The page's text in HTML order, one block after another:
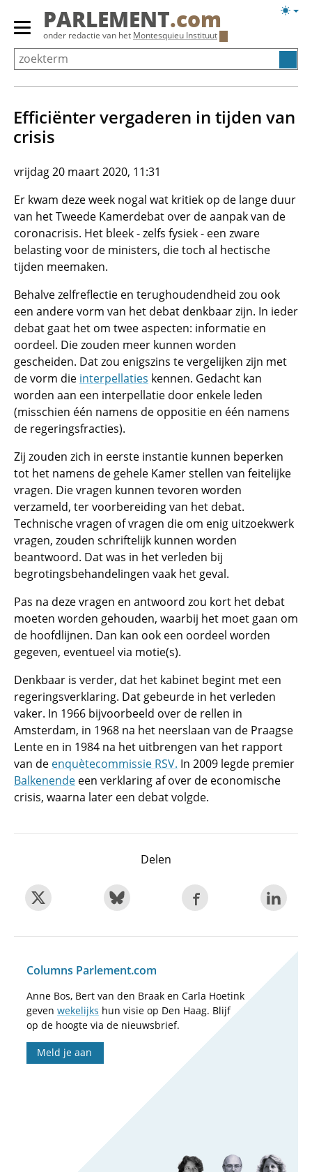
Overslaan
Primair
menu
tonen/verbergen
PARLEMENT.com
onder redactie van het Montesquieu Instituut
Efficiënter vergaderen in tijden van
crisis
vrijdag 20 maart 2020, 11:31
Er kwam deze week nogal wat kritiek op de lange duur
van het Tweede Kamerdebat over de aanpak van de
coronacrisis. Het bleek - zelfs fysiek - een zware
belasting voor de ministers, die toch al hectische
tijden meemaken.
Behalve zelfreflectie en terughoudendheid zou ook
een andere vorm van het debat denkbaar zijn. In ieder
debat gaat het om twee aspecten: informatie en
oordeel. Die zouden meer kunnen worden
gescheiden. Dat zou enigszins te vergelijken zijn met
de vorm die interpellaties kennen. Gedacht kan
worden aan een interpellatie door enkele leden
(misschien één namens de oppositie en één namens
de regeringsfracties).
Zij zouden zich in eerste instantie kunnen beperken
tot het namens de gehele Kamer stellen van feitelijke
vragen. Die vragen kunnen tevoren worden
verzameld, ter voorbereiding van het debat.
Technische vragen of vragen die om enig uitzoekwerk
vragen, zouden schriftelijk kunnen worden
beantwoord. Dat was in het verleden bij
begrotingsbehandelingen vaak het geval.
Pas na deze vragen en antwoord zou kort het debat
moeten worden gehouden, waarbij het moet gaan om
de hoofdlijnen. Dan kan ook een oordeel worden
gegeven, eventueel via motie(s).
Denkbaar is verder, dat het kabinet begint met een
regeringsverklaring. Dat gebeurde in het verleden
vaker. In 1966 bijvoorbeeld over de rellen in
Amsterdam, in 1968 na het neerslaan van de Praagse
Lente en in 1984 na het uitbrengen van het rapport
van de enquètecommissie RSV. In 2009 legde premier
Balkenende een verklaring af over de economische
crisis, waarna later een debat volgde.
Delen
Columns Parlement.com
Anne Bos, Bert van den Braak en Carla Hoetink
geven wekelijks hun visie op Den Haag. Blijf
op de hoogte via de nieuwsbrief.
Meld je aan